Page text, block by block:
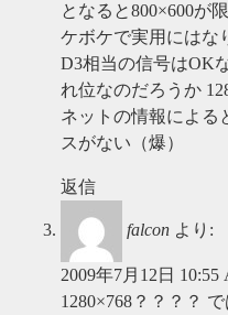
となると800×600が
ケボケで実用にはな
D3相当の信号はOK
れ位なのだろうか
ネットの情報による
スがない（爆）
返信
falcon より:
2009年7月12日 10:55
1280×768？？？？